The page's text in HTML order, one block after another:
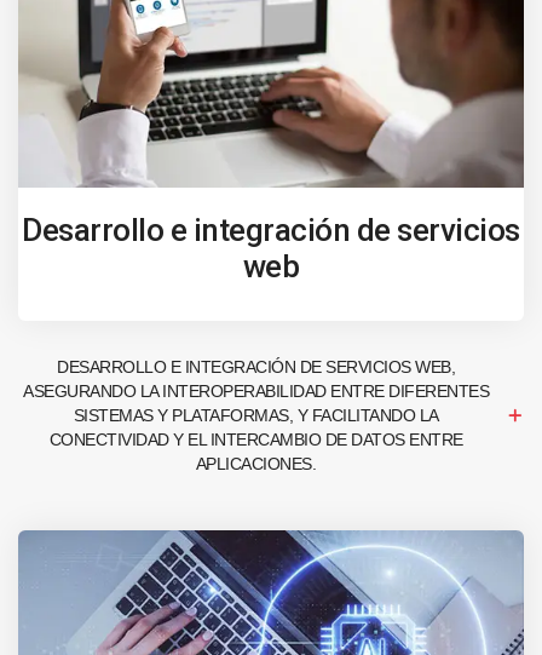
Desarrollo e integración de servicios
web
DESARROLLO E INTEGRACIÓN DE SERVICIOS WEB,
ASEGURANDO LA INTEROPERABILIDAD ENTRE DIFERENTES
SISTEMAS Y PLATAFORMAS, Y FACILITANDO LA
CONECTIVIDAD Y EL INTERCAMBIO DE DATOS ENTRE
APLICACIONES.